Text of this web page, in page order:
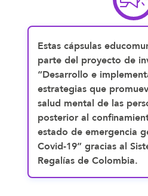
Estas cápsulas
parte del proyecto de
“Desarrollo e
estrategias que
salud mental de las
posterior al
estado de emergencia
Covid-19” gracias al
Regalías de Colombia.